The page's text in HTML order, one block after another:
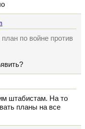
по войне против
штабистам. На то
планы на все